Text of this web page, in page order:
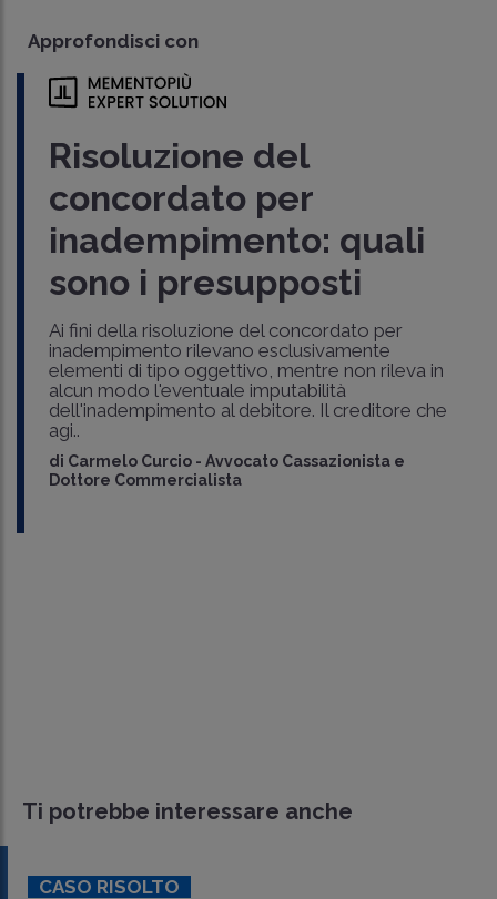
Approfondisci con
Risoluzione del
concordato per
inadempimento: quali
sono i presupposti
Ai fini della risoluzione del concordato per
inadempimento rilevano esclusivamente
elementi di tipo oggettivo, mentre non rileva in
alcun modo l'eventuale imputabilità
dell'inadempimento al debitore. Il creditore che
agi..
di Carmelo Curcio - Avvocato Cassazionista e
Dottore Commercialista
Ti potrebbe interessare anche
CASO RISOLTO